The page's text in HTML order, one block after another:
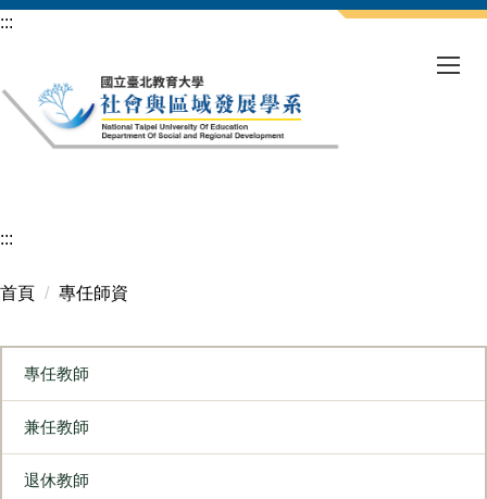
跳
要
內
:::
:::
首頁 專任師資
專任教師
兼任教師
退休教師